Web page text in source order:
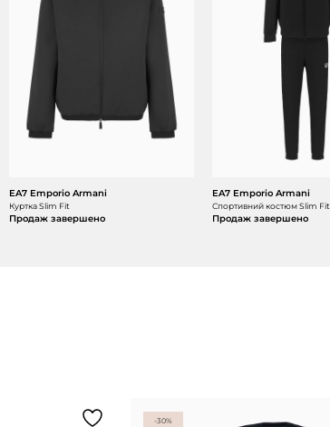
EA7 Emporio Armani
Куртка Slim Fit
Продаж завершено
EA7 Emporio Armani
Спортивний костюм Slim Fit
Продаж завершено
-30%